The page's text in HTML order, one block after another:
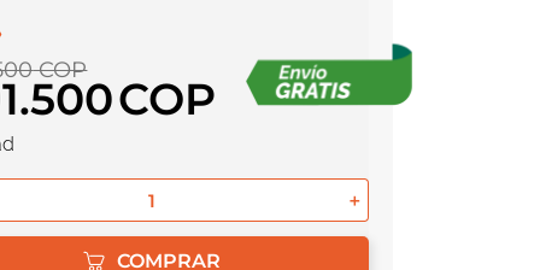
COP
.500
＋
COMPRAR